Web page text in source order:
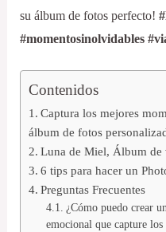
su álbum de fotos perfecto!
#momentosinolvidables
Contenidos
Captura los mejores
álbum de fotos
Luna de Miel, Álbum de
6 tips para hacer un
Preguntas Frecuentes
¿Cómo puedo crear
emocional que capture